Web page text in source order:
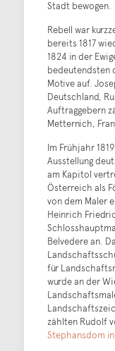
Stadt bewogen.
Rebell war
bereits 1817
1824 in der
bedeutendsten
Motive auf.
Deutschland,
Auftraggebern
Metternich,
Im Frühjahr
Ausstellung
am Kapitol
Österreich als
von dem Maler
Heinrich
Belvedere an.
für
wurde an der
zählten Rudolf
Stephansdom